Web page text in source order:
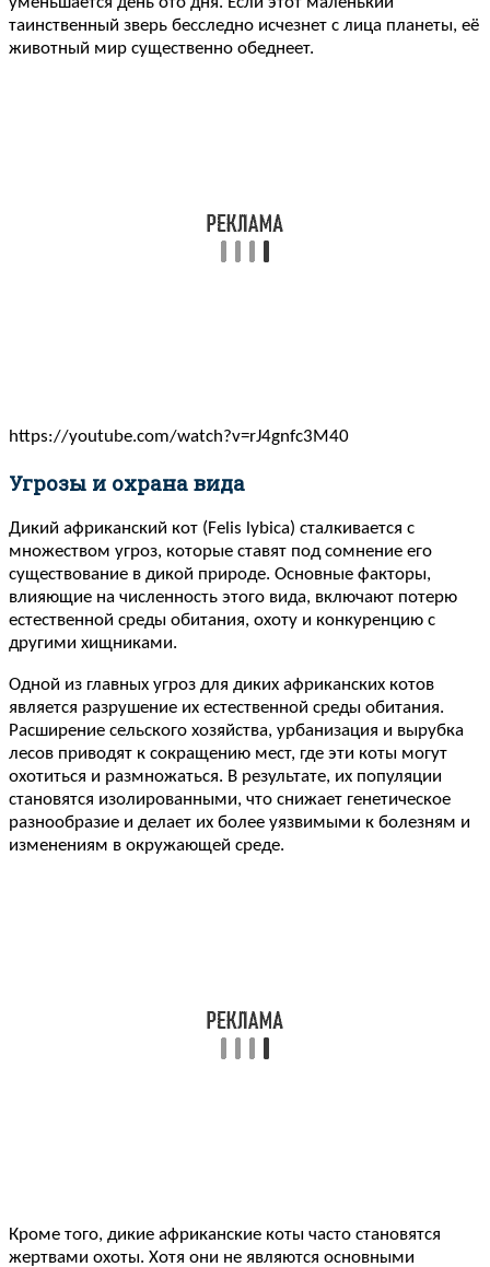
таинственный зверь бесследно исчезнет с лица планеты, её
животный мир существенно обеднеет.
https://youtube.com/watch?v=rJ4gnfc3M40
Угрозы и охрана вида
Дикий африканский кот (Felis lybica) сталкивается с
множеством угроз, которые ставят под сомнение его
существование в дикой природе. Основные факторы,
влияющие на численность этого вида, включают потерю
естественной среды обитания, охоту и конкуренцию с
другими хищниками.
Одной из главных угроз для диких африканских котов
является разрушение их естественной среды обитания.
Расширение сельского хозяйства, урбанизация и вырубка
лесов приводят к сокращению мест, где эти коты могут
охотиться и размножаться. В результате, их популяции
становятся изолированными, что снижает генетическое
разнообразие и делает их более уязвимыми к болезням и
изменениям в окружающей среде.
Кроме того, дикие африканские коты часто становятся
жертвами охоты. Хотя они не являются основными